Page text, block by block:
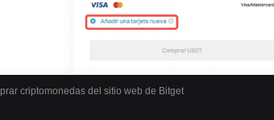
criptomonedas del sitio web de Bitget